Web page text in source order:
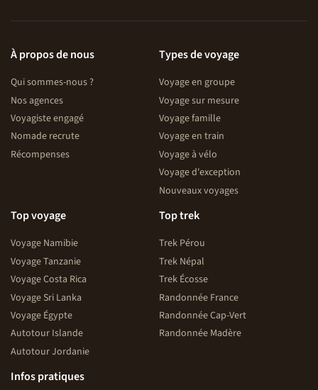
porter par le rythme de la route et l’authenticité des
À propos de nous
Qui sommes-nous ?
Nos agences
Voyagiste engagé
Nomade recrute
Récompenses
Types de voyage
Voyage en groupe
Voyage sur mesure
Voyage famille
Voyage en train
Voyage à vélo
Voyage d'exception
Nouveaux voyages
Top voyage
Voyage Namibie
Voyage Tanzanie
Voyage Costa Rica
Voyage Sri Lanka
Voyage Égypte
Autotour Islande
Autotour Jordanie
Top trek
Trek Pérou
Trek Népal
Trek Écosse
Randonnée France
Randonnée Cap-Vert
Randonnée Madère
Infos pratiques